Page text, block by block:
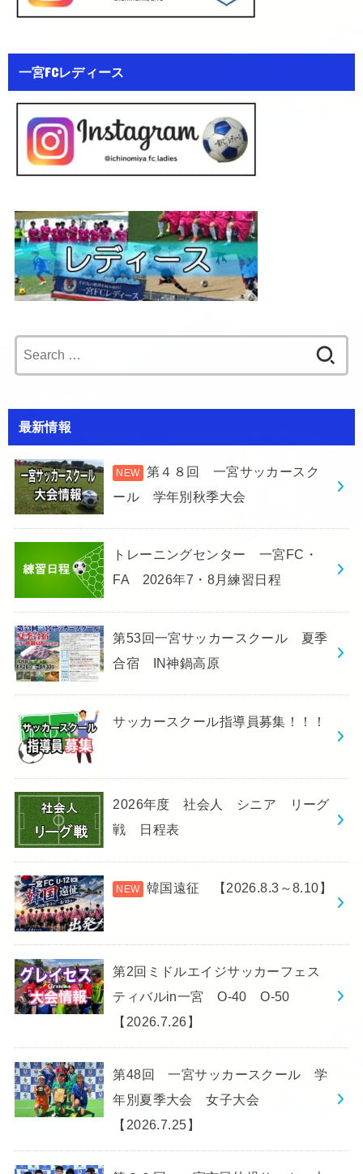
一宮FCレディース
for:
最新情報
第４８回 一宮サッカースク
ール 学年別秋季大会
トレーニングセンター 一宮FC・
FA 2026年7・8月練習日程
第53回一宮サッカースクール 夏季
合宿 IN神鍋高原
サッカースクール指導員募集！！！
2026年度 社会人 シニア リーグ
戦 日程表
韓国遠征 【2026.8.3～8.10】
第2回ミドルエイジサッカーフェス
ティバルin一宮 O-40 O-50
【2026.7.26】
第48回 一宮サッカースクール 学
年別夏季大会 女子大会
【2026.7.25】